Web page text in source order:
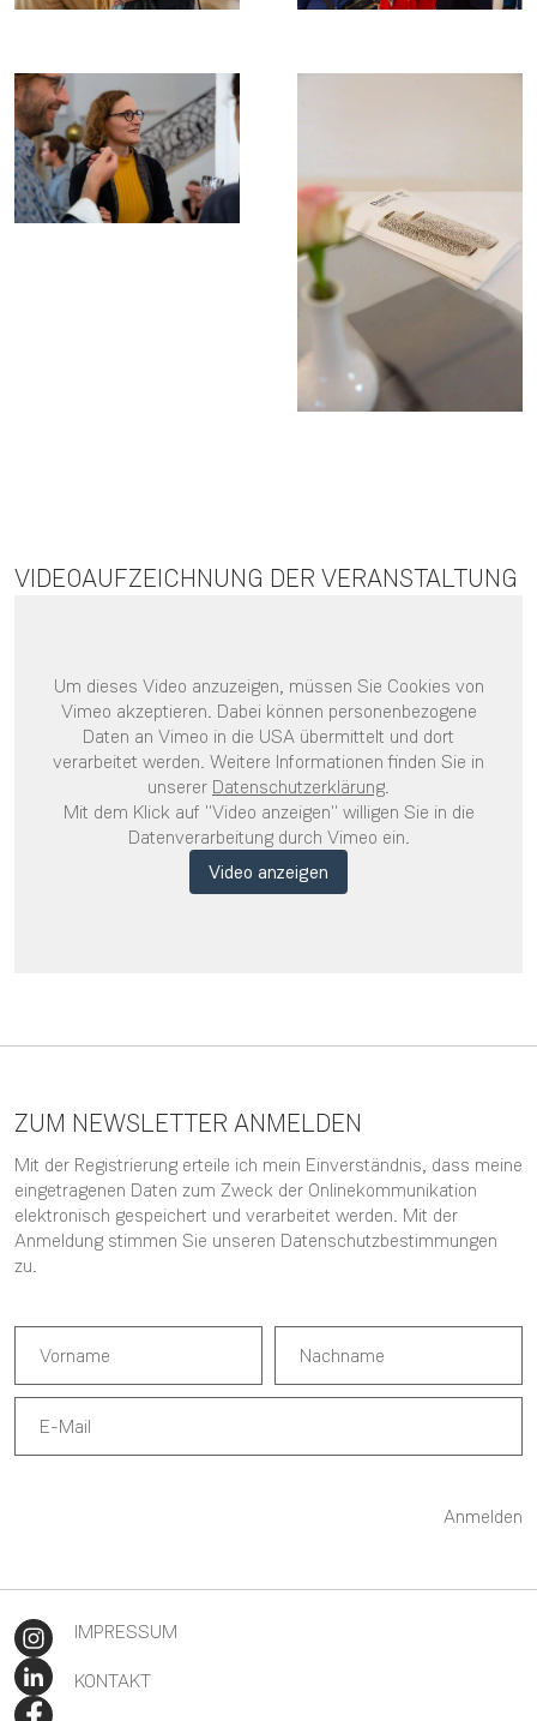
VIDEOAUFZEICHNUNG DER VERANSTALTUNG
Um dieses Video anzuzeigen, müssen Sie Cookies von
Vimeo akzeptieren. Dabei können personenbezogene
Daten an Vimeo in die USA übermittelt und dort
verarbeitet werden. Weitere Informationen finden Sie in
unserer Datenschutzerklärung.
Mit dem Klick auf "Video anzeigen" willigen Sie in die
Datenverarbeitung durch Vimeo ein.
Video anzeigen
ZUM NEWSLETTER ANMELDEN
Mit der Registrierung erteile ich mein Einverständnis, dass meine
eingetragenen Daten zum Zweck der Onlinekommunikation
elektronisch gespeichert und verarbeitet werden. Mit der
Anmeldung stimmen Sie unseren Datenschutzbestimmungen
zu.
Anmelden
IMPRESSUM
KONTAKT